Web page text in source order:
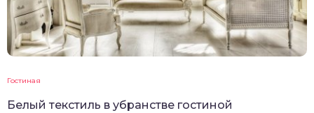
Гостиная
Белый текстиль в убранстве гостиной